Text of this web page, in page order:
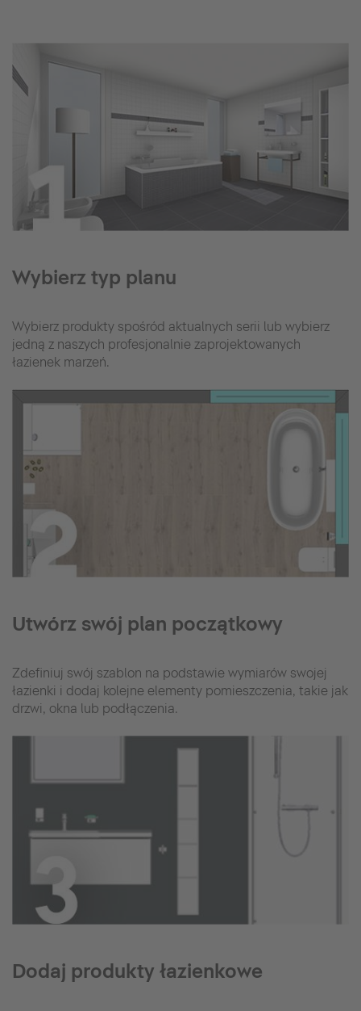
Wybierz typ planu
Wybierz produkty spośród aktualnych serii lub wybierz
jedną z naszych profesjonalnie zaprojektowanych
łazienek marzeń.
Utwórz swój plan początkowy
Zdefiniuj swój szablon na podstawie wymiarów swojej
łazienki i dodaj kolejne elementy pomieszczenia, takie jak
drzwi, okna lub podłączenia.
Dodaj produkty łazienkowe